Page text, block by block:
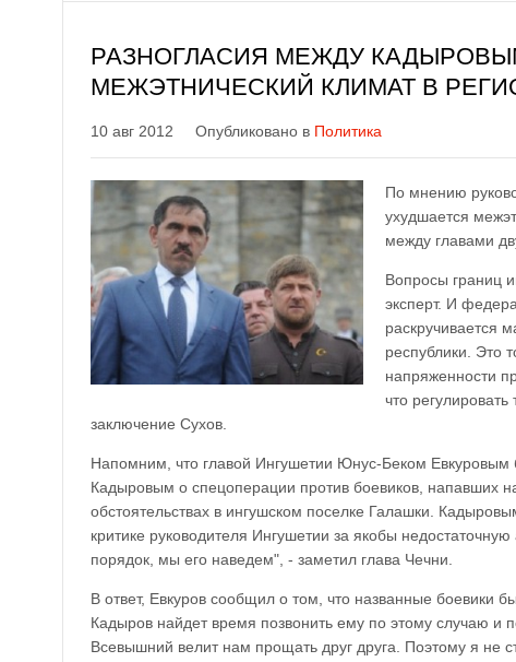
РАЗНОГЛАСИЯ МЕЖДУ
МЕЖЭТНИЧЕСКИЙ КЛИМАТ В
10 авг 2012 Опубликовано в Политика
По мнению
ухудшается
между главами
Вопросы границ
эксперт. И
раскручивается
республики. Это
напряженности
что
заключение Сухов.
Напомним, что главой Ингушетии Юнус-Беком Евкуровым
Кадыровым о спецоперации против боевиков, напавших
обстоятельствах в ингушском поселке Галашки.
критике руководителя Ингушетии за якобы
порядок, мы его наведем", - заметил глава Чечни.
В ответ, Евкуров сообщил о том, что названные боевики
Кадыров найдет время позвонить ему по этому случаю
Всевышний велит нам прощать друг друга. Поэтому я не